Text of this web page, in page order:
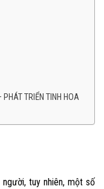
PHÁT TRIỂN TINH HOA
tuy nhiên, một số